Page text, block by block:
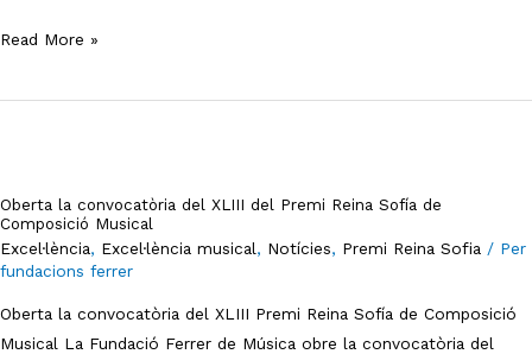
Read More »
Oberta la convocatòria del XLIII del Premi Reina Sofía de
Composició Musical
Excel·lència, Excel·lència musical, Notícies, Premi Reina Sofia / Per
fundacions ferrer
Oberta la convocatòria del XLIII Premi Reina Sofía de Composició
Musical La Fundació Ferrer de Música obre la convocatòria del
convocatòria
del
XLIII
del
Premi